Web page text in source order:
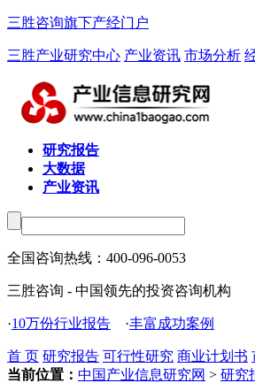
三胜咨询旗下产经门户
三胜产业研究中心 产业资讯 市场分析
研究报告
大数据
产业资讯
全国咨询热线： 400-096-0053
三胜咨询 - 中国领先的投资咨询机构
·10万份行业报告 ·丰富成功案例
首 页 研究报告 可行性研究 商业计划书
当前位置： 中国产业信息研究网 > 研究